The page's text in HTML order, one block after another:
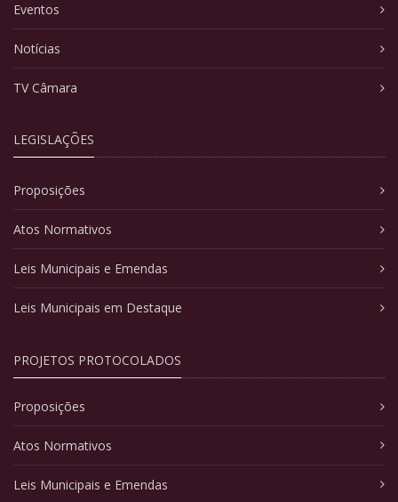
Eventos
Notícias
TV Câmara
LEGISLAÇÕES
Proposições
Atos Normativos
Leis Municipais e Emendas
Leis Municipais em Destaque
PROJETOS PROTOCOLADOS
Proposições
Atos Normativos
Leis Municipais e Emendas